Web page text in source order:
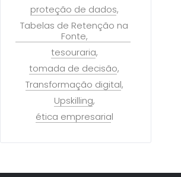
proteção de dados
Tabelas de Retenção na
Fonte
tesouraria
tomada de decisão
Transformação digital
Upskilling
ética empresarial